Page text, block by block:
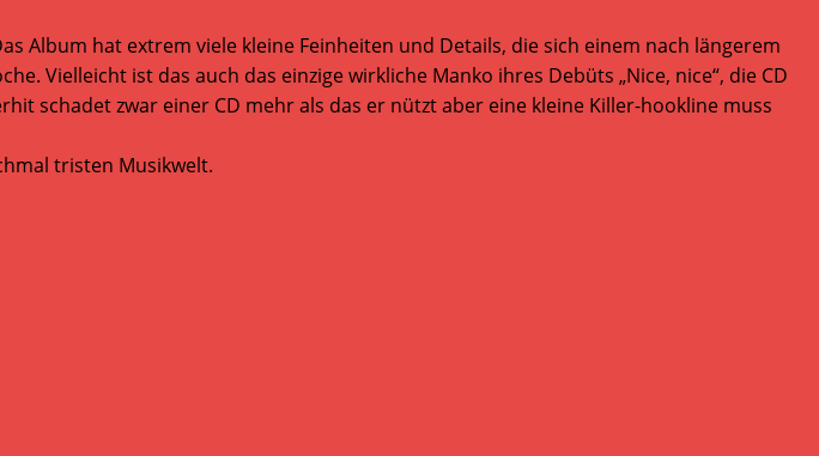
Album hat extrem viele kleine Feinheiten und Details, die sich einem nach längerem
Vielleicht ist das auch das einzige wirkliche Manko ihres Debüts „Nice, nice“, die CD
schadet zwar einer CD mehr als das er nützt aber eine kleine Killer-hookline muss
tristen Musikwelt.